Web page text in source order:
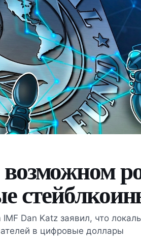
Dan Katz заявил, что
в цифровые доллары